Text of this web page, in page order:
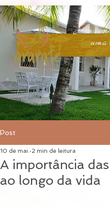
Sem
Post
A importância
ao longo da vida
10 de mai. 2 min de leitura